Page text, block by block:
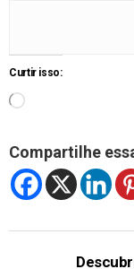
Curtir isso:
Compartilhe